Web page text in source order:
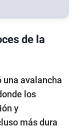
de la
avalancha
los
y
más dura